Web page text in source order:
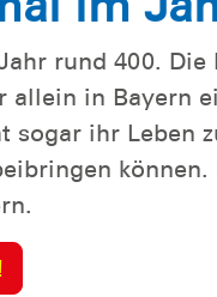
rund 400. Die
allein in Bayern
sogar ihr Leben